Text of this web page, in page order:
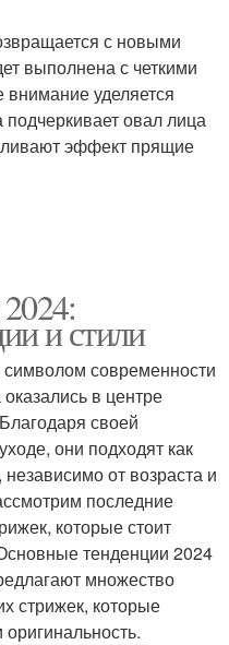
с новыми
выполнена с четкими
уделяется
овал лица
эффект прящие
и стили
символом современности
в центре
своей
они подходят как
от возраста и
последние
которые стоит
тенденции 2024
множество
стрижек, которые